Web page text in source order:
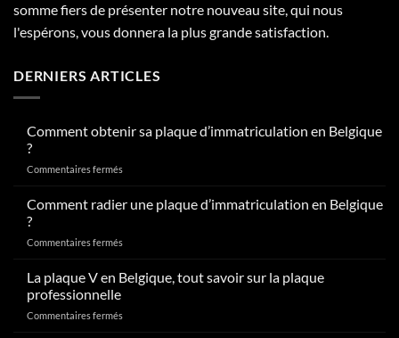
somme fiers de présenter notre nouveau site, qui nous
l'espérons, vous donnera la plus grande satisfaction.
DERNIERS ARTICLES
Comment obtenir sa plaque d’immatriculation en Belgique
?
Commentaires ferméssur
sa
d’immatriculation
Belgique
Comment radier une plaque d’immatriculation en Belgique
?
Commentaires ferméssur
radier
une
d’immatriculation
La plaque V en Belgique, tout savoir sur la plaque
professionnelle
Commentaires ferméssur